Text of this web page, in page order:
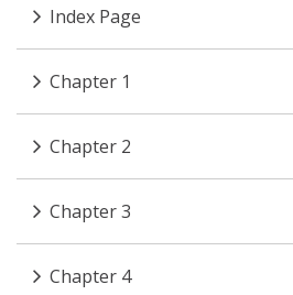
Index Page
Chapter 1
Chapter 2
Chapter 3
Chapter 4